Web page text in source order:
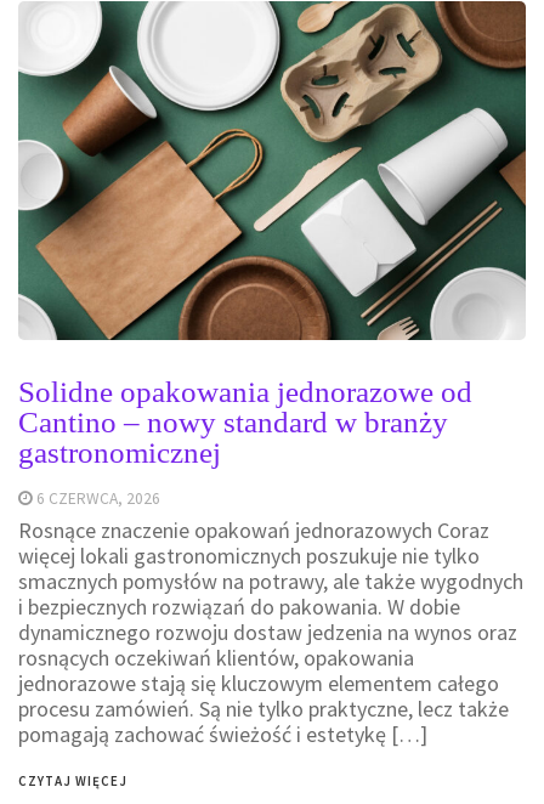
Solidne opakowania jednorazowe od
Cantino – nowy standard w branży
gastronomicznej
6 CZERWCA, 2026
Rosnące znaczenie opakowań jednorazowych Coraz
więcej lokali gastronomicznych poszukuje nie tylko
smacznych pomysłów na potrawy, ale także wygodnych
i bezpiecznych rozwiązań do pakowania. W dobie
dynamicznego rozwoju dostaw jedzenia na wynos oraz
rosnących oczekiwań klientów, opakowania
jednorazowe stają się kluczowym elementem całego
procesu zamówień. Są nie tylko praktyczne, lecz także
pomagają zachować świeżość i estetykę […]
CZYTAJ WIĘCEJ